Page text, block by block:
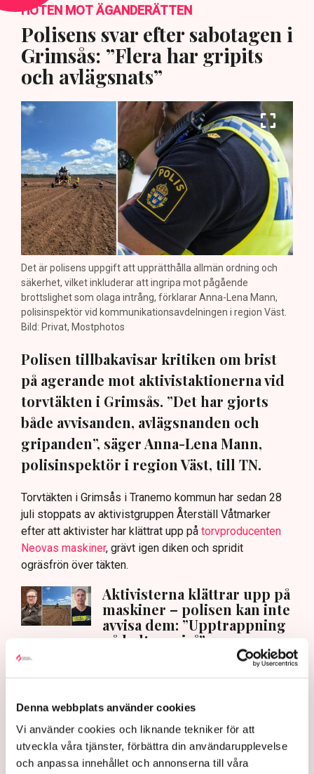
Denna webbplats använder cookies
Vi använder cookies och liknande tekniker för att
utveckla våra tjänster, förbättra din användarupplevelse
och anpassa innehållet och annonserna till våra
HOTEN MOT ÄGANDERÄTTEN
Polisens svar efter sabotagen i
Grimsås: ”Flera har gripits
och avlägsnats”
Det är polisens uppgift att upprätthålla allmän ordning och
säkerhet, vilket inkluderar att ingripa mot pågående
brottslighet som olaga intrång, förklarar Anna-Lena Mann,
polisinspektör vid kommunikationsavdelningen i region Väst.
Bild: Privat, Mostphotos
Polisen tillbakavisar kritiken om brist
på agerande mot aktivistaktionerna vid
torvtäkten i Grimsås. ”Det har gjorts
både avvisanden, avlägsnanden och
gripanden”, säger Anna-Lena Mann,
polisinspektör i region Väst, till TN.
Torvtäkten i Grimsås i Tranemo kommun har sedan 28
juli stoppats av aktivistgruppen Återställ Våtmarker
efter att aktivister har klättrat upp på torvproducenten
Neovas maskiner, grävt igen diken och spridit
ogräsfrön över täkten.
Aktivisterna klättrar upp på
maskiner – polisen kan inte
avvisa dem: ”Upptrappning
på helt ny nivå”
sedan 28 juli.
Polisen kritiseras för bristande agerande vid